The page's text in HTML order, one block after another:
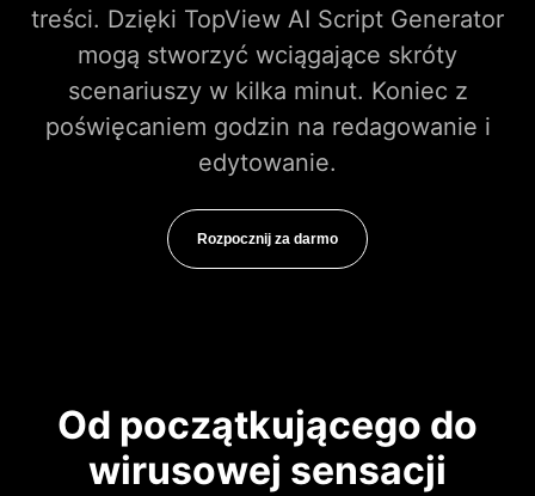
treści. Dzięki TopView AI Script Generator
mogą stworzyć wciągające skróty
scenariuszy w kilka minut. Koniec z
poświęcaniem godzin na redagowanie i
edytowanie.
Rozpocznij za darmo
Od początkującego do
wirusowej sensacji